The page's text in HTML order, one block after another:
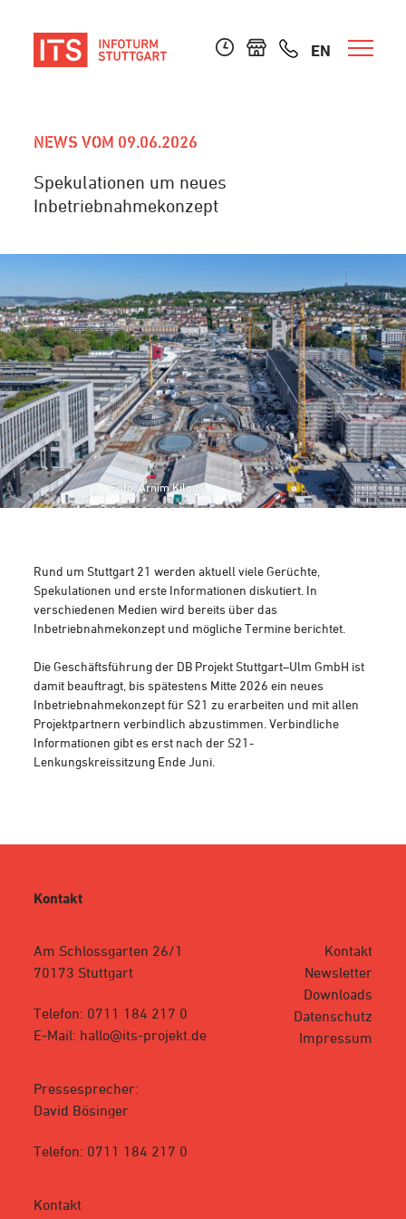
EN
NEWS VOM 09.06.2026
Spekulationen um neues
Inbetriebnahmekonzept
Foto: Arnim Kilgus
Rund um Stuttgart 21 werden aktuell viele Gerüchte,
Spekulationen und erste Informationen diskutiert. ⁠In
verschiedenen Medien wird bereits über das
Inbetriebnahmekonzept und mögliche Termine berichtet.
Die Geschäftsführung der DB Projekt Stuttgart–Ulm GmbH ist
damit beauftragt, bis spätestens Mitte 2026 ein neues
Inbetriebnahmekonzept für S21 zu erarbeiten und mit allen
Projektpartnern verbindlich abzustimmen.Verbindliche
Informationen gibt es erst nach der S21-
Lenkungskreissitzung Ende Juni.⁠
Kontakt
Am Schlossgarten 26/1
70173 Stuttgart
Telefon: 0711 184 217 0
E-Mail: hallo@its-projekt.de
Pressesprecher:
David Bösinger
Telefon: 0711 184 217 0
Kontakt
Kontakt
Newsletter
Downloads
Datenschutz
Impressum